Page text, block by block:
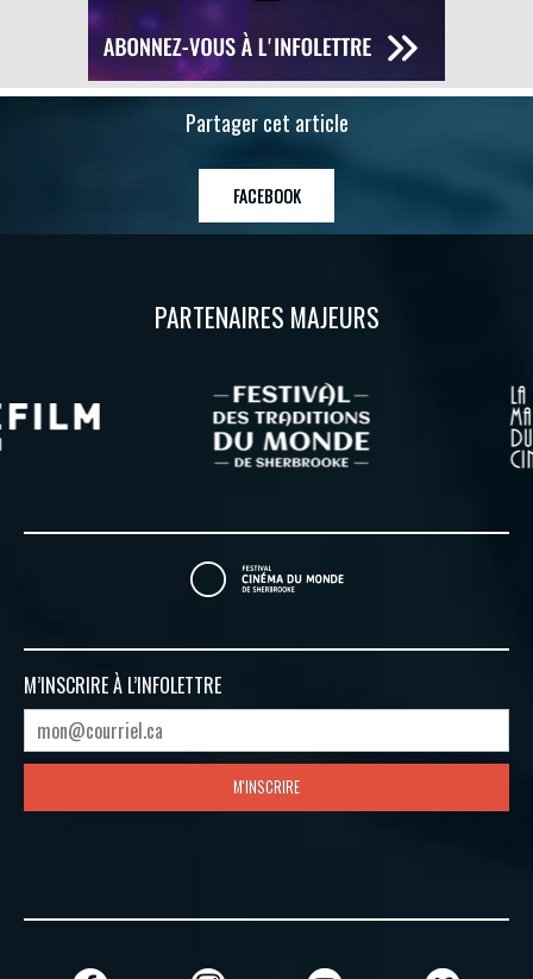
Partager cet article
FACEBOOK
PARTENAIRES MAJEURS
M’INSCRIRE À L’INFOLETTRE
M'INSCRIRE